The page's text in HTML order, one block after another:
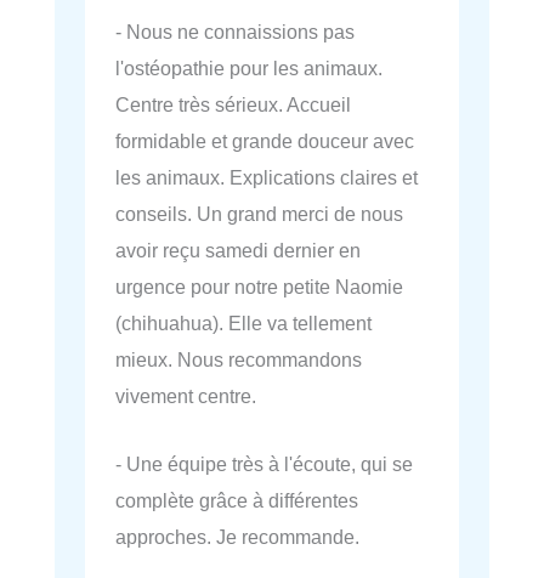
- Nous ne connaissions pas
l'ostéopathie pour les animaux.
Centre très sérieux. Accueil
formidable et grande douceur avec
les animaux. Explications claires et
conseils. Un grand merci de nous
avoir reçu samedi dernier en
urgence pour notre petite Naomie
(chihuahua). Elle va tellement
mieux. Nous recommandons
vivement centre.
- Une équipe très à l'écoute, qui se
complète grâce à différentes
approches. Je recommande.